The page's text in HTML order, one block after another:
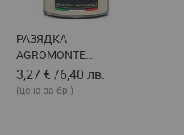
РАЗЯДКА
AGROMONTE
ASPARAGI С
АРТИШОК, СТЪКЛО
3,27 € /6,40 лв.
(цена за бр.)